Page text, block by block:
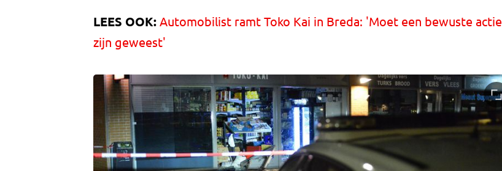
LEES OOK: Automobilist ramt Toko Kai in Breda: 'Moet een bewuste actie
zijn geweest'